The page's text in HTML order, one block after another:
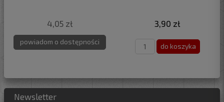
4,05 zł
powiadom o dostępności
3,90 zł
do koszyka
Newsletter